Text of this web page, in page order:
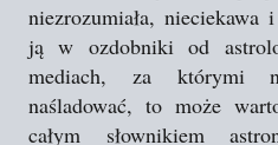
niezrozumiała,
ją w ozdobniki od
mediach, za którymi
naśladować, to może
całym słownikiem